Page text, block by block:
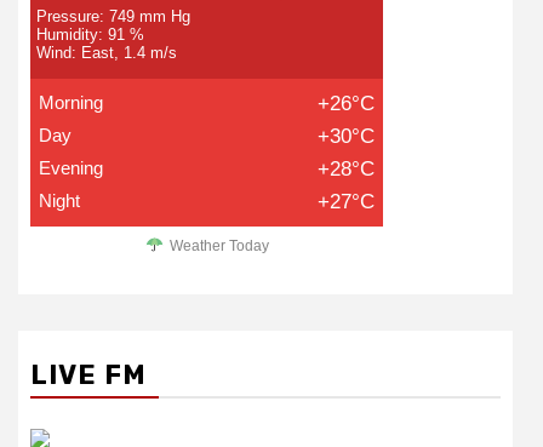
Pressure: 749 mm Hg
Humidity: 91 %
Wind: East, 1.4 m/s
Morning +26°C
Day +30°C
Evening +28°C
Night +27°C
Weather Today
LIVE FM